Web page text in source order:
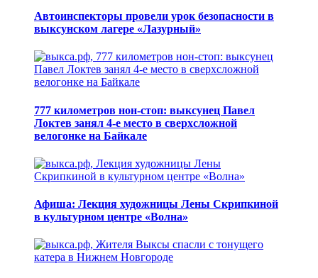
Автоинспекторы провели урок безопасности в
выксунском лагере «Лазурный»
777 километров нон-стоп: выксунец Павел
Локтев занял 4-е место в сверхсложной
велогонке на Байкале
Афиша: Лекция художницы Лены Скрипкиной
в культурном центре «Волна»